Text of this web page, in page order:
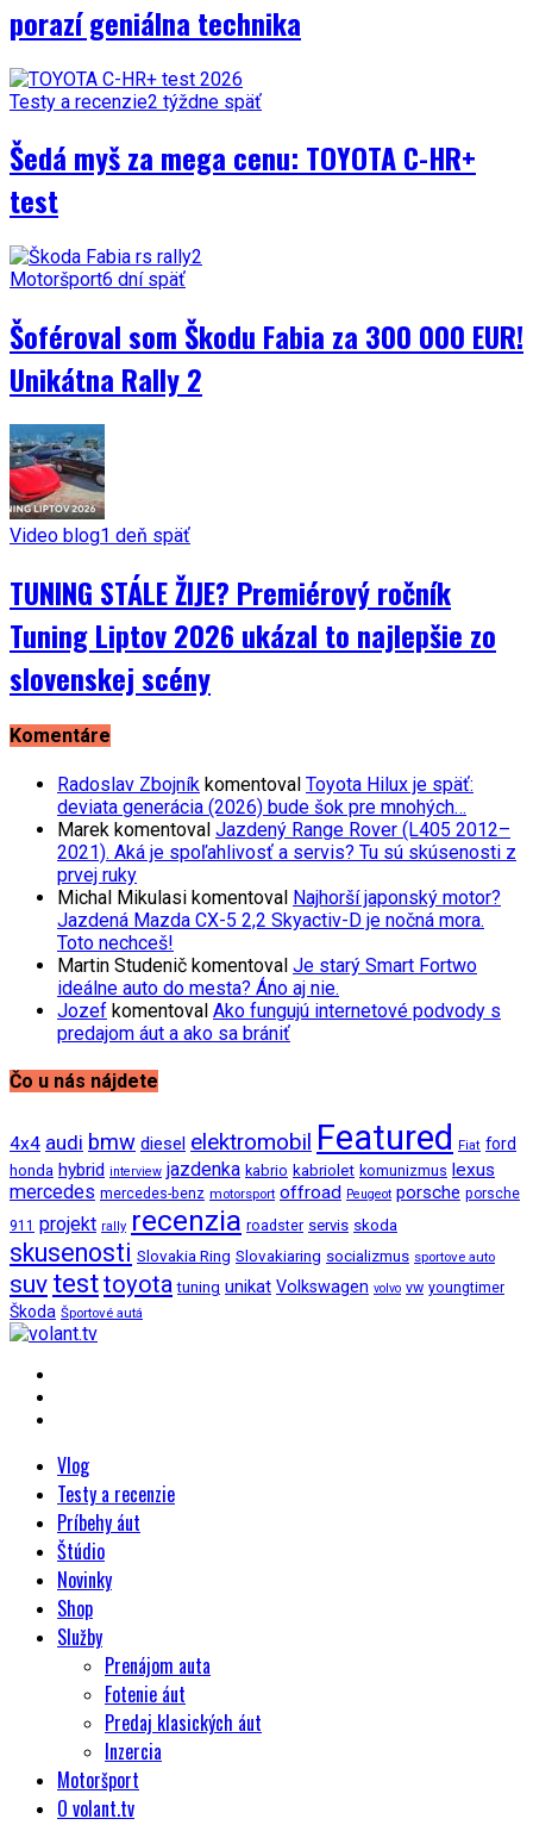
porazí geniálna technika
Testy a recenzie2 týždne späť
Šedá myš za mega cenu: TOYOTA C-HR+
test
Motoršport6 dní späť
Šoféroval som Škodu Fabia za 300 000 EUR!
Unikátna Rally 2
Video blog1 deň späť
TUNING STÁLE ŽIJE? Premiérový ročník
Tuning Liptov 2026 ukázal to najlepšie zo
slovenskej scény
Komentáre
Radoslav Zbojník komentoval Toyota Hilux je späť:
deviata generácia (2026) bude šok pre mnohých…
Marek komentoval Jazdený Range Rover (L405 2012–
2021). Aká je spoľahlivosť a servis? Tu sú skúsenosti z
prvej ruky
Michal Mikulasi komentoval Najhorší japonský motor?
Jazdená Mazda CX-5 2,2 Skyactiv-D je nočná mora.
Toto nechceš!
Martin Studenič komentoval Je starý Smart Fortwo
ideálne auto do mesta? Áno aj nie.
Jozef komentoval Ako fungujú internetové podvody s
predajom áut a ako sa brániť
Čo u nás nájdete
4x4 audi bmw diesel elektromobil Featured Fiat ford
honda hybrid interview jazdenka kabrio kabriolet komunizmus lexus
mercedes mercedes-benz motorsport offroad Peugeot porsche porsche
911 projekt rally recenzia roadster servis skoda
skusenosti Slovakia Ring Slovakiaring socializmus sportove auto
suv testtoyota tuning unikat Volkswagen volvo vw youngtimer
Škoda Športové autá
Vlog
Testy a recenzie
Príbehy áut
Štúdio
Novinky
Shop
Služby
Prenájom auta
Fotenie áut
Predaj klasických áut
Inzercia
Motoršport
O volant.tv